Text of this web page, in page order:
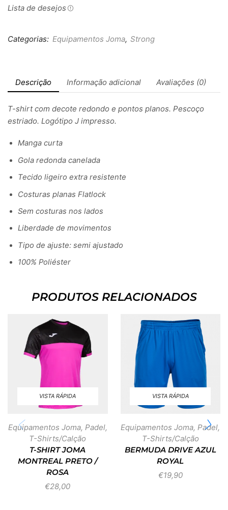
Lista de desejos
Categorias: Equipamentos Joma, Strong
Descrição Informação adicional Avaliações (0)
T-shirt com decote redondo e pontos planos. Pescoço
estriado. Logótipo J impresso.
Manga curta
Gola redonda canelada
Tecido ligeiro extra resistente
Costuras planas Flatlock
Sem costuras nos lados
Liberdade de movimentos
Tipo de ajuste: semi ajustado
100% Poliéster
PRODUTOS RELACIONADOS
VISTA RÁPIDA
Equipamentos Joma, Padel,
T-Shirts/Calção
T-SHIRT JOMA
MONTREAL PRETO /
ROSA
€28,00
VISTA RÁPIDA
Equipamentos Joma,Padel,
T-Shirts/Calção
BERMUDA DRIVE AZUL
ROYAL
€19,90